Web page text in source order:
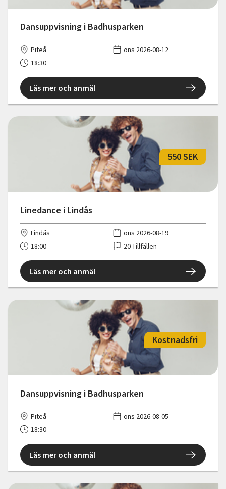
Dansuppvisning i Badhusparken
Piteå
ons 2026-08-12
18:30
Läs mer och anmäl
Linedance i Lindås
550 SEK
Lindås
ons 2026-08-19
18:00
20 Tillfällen
Läs mer och anmäl
Dansuppvisning i Badhusparken
Kostnadsfri
Piteå
ons 2026-08-05
18:30
Läs mer och anmäl